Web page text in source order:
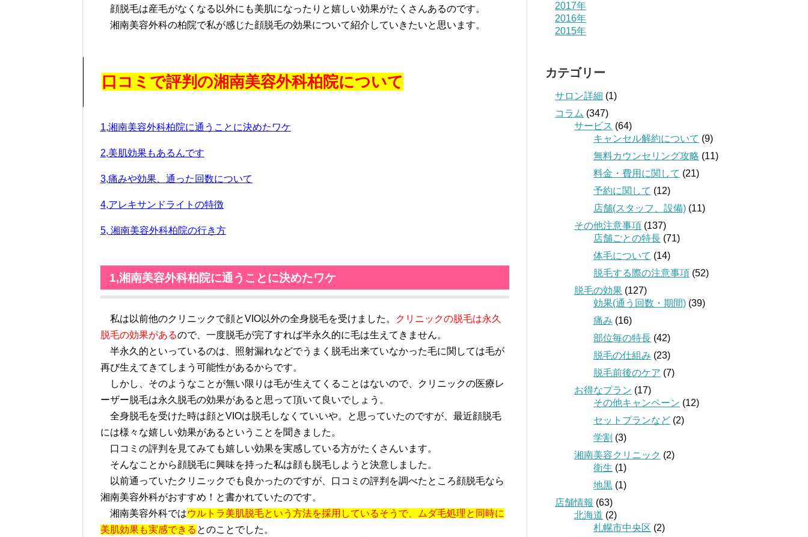
顔脱毛は産毛がなくなる以外にも美肌になったりと嬉しい効果がたくさんあるのです。
湘南美容外科の柏院で私が感じた顔脱毛の効果について紹介していきたいと思います。
口コミで評判の湘南美容外科柏院について
1,湘南美容外科柏院に通うことに決めたワケ
2,美肌効果もあるんです
3,痛みや効果、通った回数について
4,アレキサンドライトの特徴
5, 湘南美容外科柏院の行き方
1,湘南美容外科柏院に通うことに決めたワケ
私は以前他のクリニックで顔とVIO以外の全身脱毛を受けました。
クリニックの脱毛は永久
脱毛の効果があるので、一度脱毛が完了すれば半永久的に毛は生えてきません。
半永久的といっているのは、照射漏れなどでうまく脱毛出来ていなかった毛に関しては毛が
再び生えてきてしまう可能性があるからです。
しかし、そのようなことが無い限りは毛が生えてくることはないので、クリニックの医療レ
ーザー脱毛は永久脱毛の効果があると思って頂いて良いでしょう。
全身脱毛を受けた時は顔とVIOは脱毛しなくていいや。と思っていたのですが、最近顔脱毛
には様々な嬉しい効果があるということを聞きました。
口コミの評判を見てみても嬉しい効果を実感している方がたくさんいます。
そんなことから顔脱毛に興味を持った私は顔も脱毛しようと決意しました。
以前通っていたクリニックでも良かったのですが、口コミの評判を調べたところ顔脱毛なら
湘南美容外科がおすすめ！と書かれていたのです。
湘南美容外科ではウルトラ美肌脱毛という方法を採用しているそうで、ムダ毛処理と同時に
美肌効果も実感できる とのことでした。
2017年
2016年
2015年
カテゴリー
サロン詳細 (1)
コラム (347)
サービス (64)
キャンセル解約について (9)
無料カウンセリング攻略 (11)
料金・費用に関して (21)
予約に関して (12)
店舗(スタッフ、設備) (11)
その他注意事項 (137)
店舗ごとの特長 (71)
体毛について (14)
脱毛する際の注意事項 (52)
脱毛の効果 (127)
効果(通う回数・期間) (39)
痛み (16)
部位毎の特長 (42)
脱毛の仕組み (23)
脱毛前後のケア (7)
お得なプラン (17)
その他キャンペーン (12)
セットプランなど (2)
学割 (3)
湘南美容クリニック (2)
衛生 (1)
地黒 (1)
店舗情報 (63)
北海道 (2)
札幌市中央区 (2)